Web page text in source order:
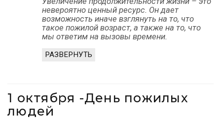
невероятно ценный ресурс. Он дает
возможность иначе взглянуть на то, что
такое пожилой возраст, а также на то, что
мы ответим на вызовы времени.
РАЗВЕРНУТЬ
1 октября -День пожилых
людей